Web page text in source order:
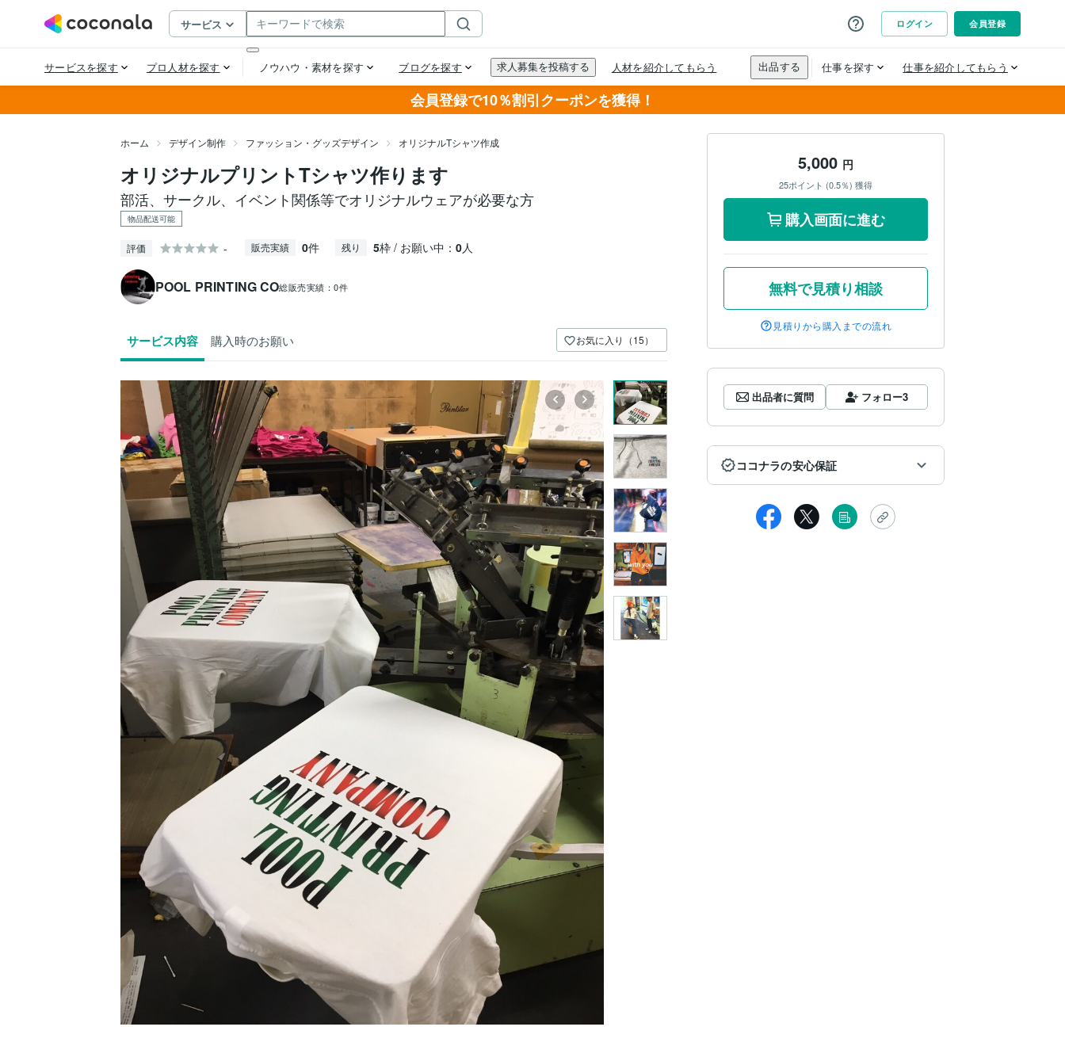
会員登録で10％割引クーポンを獲得！
ホーム デザイン制作 ファッション・グッズデザイン オリジナルTシャツ作成
オリジナルプリントTシャツ作ります
部活、サークル、イベント関係等でオリジナルウェアが必要な方
物品配送可能
評価 - 販売実績 0件 残り 5枠 / お願い中： 0人
POOL PRINTING CO総販売実績：0件
サービス内容 購入時のお願い お気に入り（15）
5,000 円
25ポイント (0.5％) 獲得
購入画面に進む
無料で見積り相談
見積りから購入までの流れ
出品者に質問 フォロー3
ココナラの安心保証